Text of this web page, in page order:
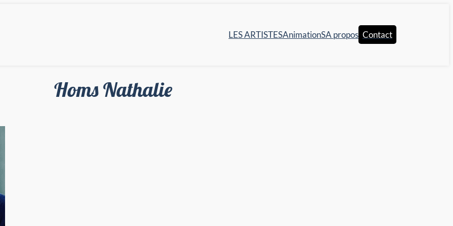
LES ARTISTESAnimationSA propos Contact
Homs Nathalie